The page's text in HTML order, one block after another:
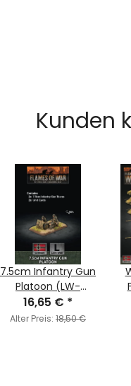
Kunden
7.5cm Infantry Gun
Platoon (LW-
Heer/SS)
16,65 € *
Alter Preis: 18,50 €